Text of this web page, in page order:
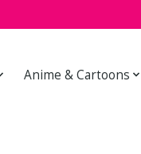
Anime & Cartoons